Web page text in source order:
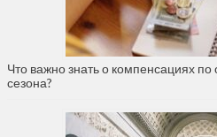
Что важно знать о компенсациях по
сезона?